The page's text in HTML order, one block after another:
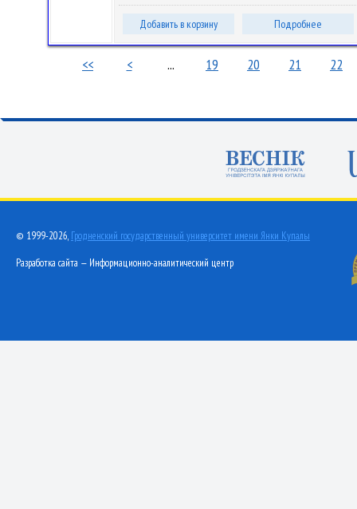
Добавить в корзину Подробнее
<< < ... 19 20 21 22
© 1999-2026, Гродненский государственный университет имени Янки Купалы
Разработка сайта — Информационно-аналитический центр